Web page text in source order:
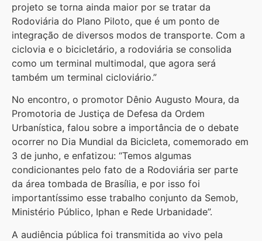
projeto se torna ainda maior por se tratar da
Rodoviária do Plano Piloto, que é um ponto de
integração de diversos modos de transporte. Com a
ciclovia e o bicicletário, a rodoviária se consolida
como um terminal multimodal, que agora será
também um terminal cicloviário.”
No encontro, o promotor Dênio Augusto Moura, da
Promotoria de Justiça de Defesa da Ordem
Urbanística, falou sobre a importância de o debate
ocorrer no Dia Mundial da Bicicleta, comemorado em
3 de junho, e enfatizou: “Temos algumas
condicionantes pelo fato de a Rodoviária ser parte
da área tombada de Brasília, e por isso foi
importantíssimo esse trabalho conjunto da Semob,
Ministério Público, Iphan e Rede Urbanidade”.
A audiência pública foi transmitida ao vivo pela